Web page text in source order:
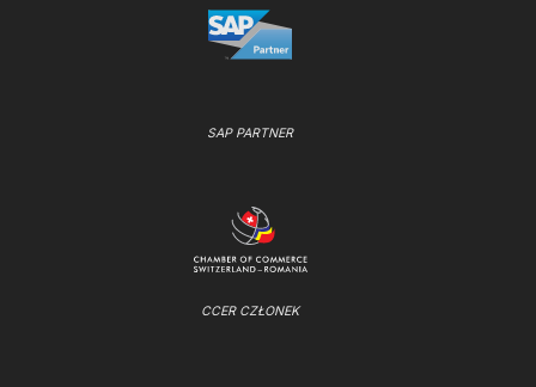
SAP PARTNER
CCER CZŁONEK